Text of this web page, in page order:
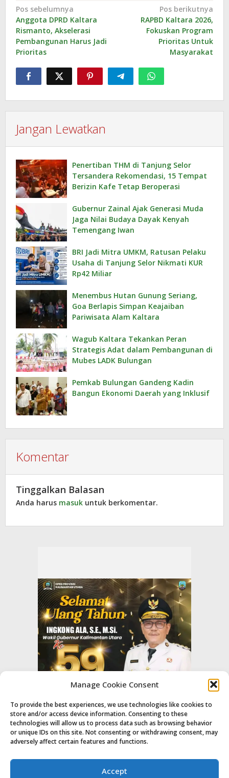
Manage Cookie Consent
To provide the best experiences, we use technologies like cookies to
store and/or access device information. Consenting to these
technologies will allow us to process data such as browsing behavior
or unique IDs on this site. Not consenting or withdrawing consent, may
adversely affect certain features and functions.
Accept
Navigasi
pos
Pos sebelumnya
Anggota DPRD Kaltara
Rismanto, Akselerasi
Pembangunan Harus Jadi
Prioritas
Pos berikutnya
RAPBD Kaltara 2026,
Fokuskan Program
Prioritas Untuk
Masyarakat
Jangan Lewatkan
Penertiban THM di Tanjung Selor
Tersandera Rekomendasi, 15 Tempat
Berizin Kafe Tetap Beroperasi
Gubernur Zainal Ajak Generasi Muda
Jaga Nilai Budaya Dayak Kenyah
Temengang Iwan
BRI Jadi Mitra UMKM, Ratusan Pelaku
Usaha di Tanjung Selor Nikmati KUR
Rp42 Miliar
Menembus Hutan Gunung Seriang,
Goa Berlapis Simpan Keajaiban
Pariwisata Alam Kaltara
Wagub Kaltara Tekankan Peran
Strategis Adat dalam Pembangunan di
Mubes LADK Bulungan
Pemkab Bulungan Gandeng Kadin
Bangun Ekonomi Daerah yang Inklusif
Komentar
Tinggalkan Balasan
Anda harus masuk untuk berkomentar.